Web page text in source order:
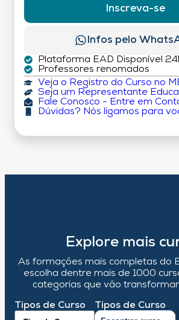
Inscreva-se
Infos pelo
Plataforma EAD Disponível
Professores renomados
Veja o Registro do Curso no
Seja um Representante
Fale Conosco - Entre em
Dúvidas? Nós ligamos para
Explore mais
As formações mais completas do
escolha dentre mais de 1000
categorias que vão
Tipos de Curso Tipos de Curso